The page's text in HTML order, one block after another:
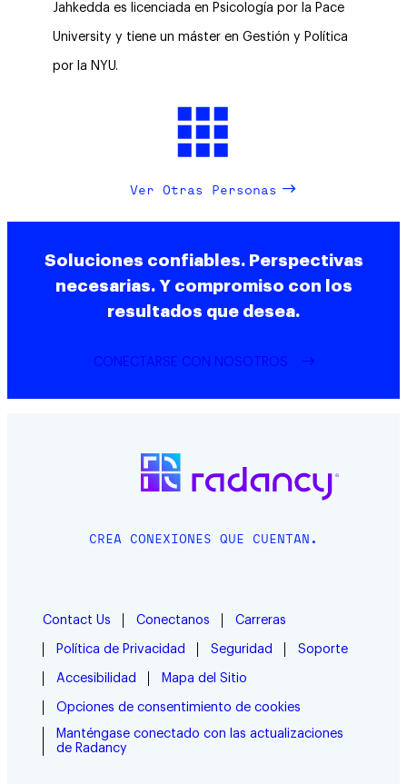
Jahkedda es licenciada en Psicología por la Pace
University y tiene un máster en Gestión y Política
por la NYU.
Ver Otras Personas
Soluciones confiables. Perspectivas
necesarias. Y compromiso con los
resultados que desea.
CONECTARSE CON NOSOTROS
CREA CONEXIONES QUE CUENTAN.
Contact Us Conectanos Carreras
Política de Privacidad Seguridad Soporte
Accesibilidad Mapa del Sitio
Opciones de consentimiento de cookies
Manténgase conectado con las actualizaciones
de Radancy